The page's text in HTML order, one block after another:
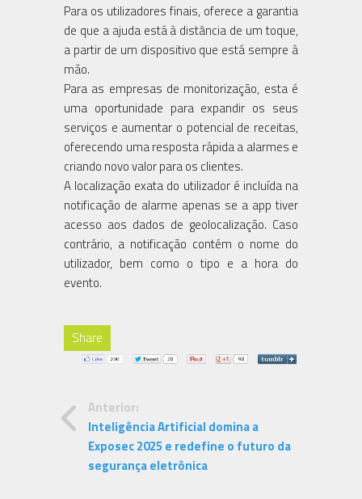
Para os utilizadores finais, oferece a garantia
de que a ajuda está à distância de um toque,
a partir de um dispositivo que está sempre à
mão.
Para as empresas de monitorização, esta é
uma oportunidade para expandir os seus
serviços e aumentar o potencial de receitas,
oferecendo uma resposta rápida a alarmes e
criando novo valor para os clientes.
A localização exata do utilizador é incluída na
notificação de alarme apenas se a app tiver
acesso aos dados de geolocalização. Caso
contrário, a notificação contém o nome do
utilizador, bem como o tipo e a hora do
evento.
Share
Anterior:
Inteligência Artificial domina a
Exposec 2025 e redefine o futuro da
segurança eletrônica